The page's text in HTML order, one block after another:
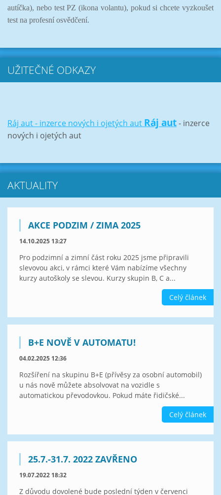
autíčka), nebo test PZ (ikona volantu), pokud si chcete vyzkoušet
test na profesní osvědčení.
UŽITEČNÉ ODKAZY
Ráj aut - inzerce nových i ojetých aut Ráj aut- inzerce
nových i ojetých aut
AKTUALITY
AKCE PODZIM / ZIMA 2025
14.10.2025 13:27
Pro podzimní a zimní část roku 2025 jsme připravili
slevovou akci, v rámci které Vám nabízíme všechny
kurzy autoškoly se slevou. Kurzy skupin B, C a...
Celý článek
B+E NOVĚ V AUTOMATU!
04.02.2025 12:36
Rozšíření na skupinu B+E (přívěsy za osobní automobil)
u nás nově můžete absolvovat na vozidle s
automatickou převodovkou. Pokud máte řidičské...
Celý článek
25.7.-31.7. 2022 ZAVŘENO
19.07.2022 18:32
Z důvodu dovolené bude poslední týden v červenci